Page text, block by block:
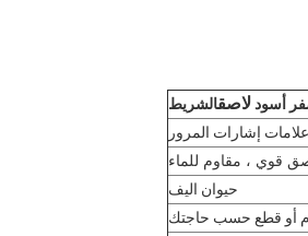
لاصقالشريط
إشارات المرور
قوي ، مقاوم للماء
حيوان اليف